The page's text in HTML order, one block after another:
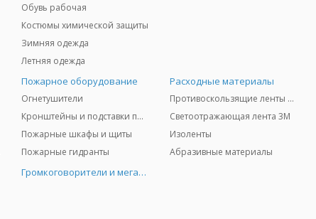
Обувь рабочая
Костюмы химической защиты
Зимняя одежда
Летняя одежда
Пожарное оборудование
Огнетушители
Кронштейны и подставки под огнетушители
Пожарные шкафы и щиты
Пожарные гидранты
Расходные материалы
Противоскользящие ленты 3М
Светоотражающая лента 3M
Изоленты
Абразивные материалы
Громкоговорители и мегафоны